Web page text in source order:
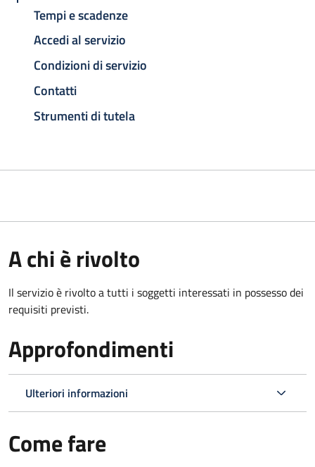
Tempi e scadenze
Accedi al servizio
Condizioni di servizio
Contatti
Strumenti di tutela
A chi è rivolto
Il servizio è rivolto a tutti i soggetti interessati in possesso dei
requisiti previsti.
Approfondimenti
Ulteriori informazioni
Come fare